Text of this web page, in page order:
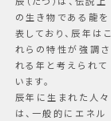
の生き物である龍を
表しており、辰年はこ
れらの特性が強調さ
れる年と考えられて
います。
辰年に生まれた人々
は、一般的にエネル